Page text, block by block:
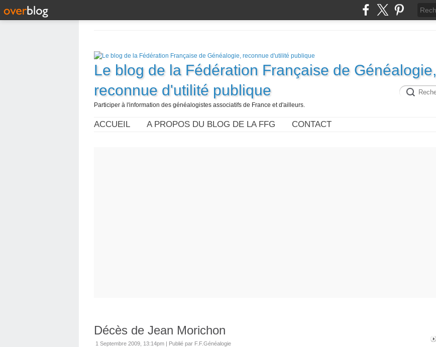
Le blog de la Fédération Française de Généalogie,
reconnue d'utilité publique
Participer à l'information des généalogistes associatifs de France et d'ailleurs.
ACCUEIL A PROPOS DU BLOG DE LA FFG CONTACT
Décès de Jean Morichon
1 Septembre 2009, 13:14pm | Publié par F.F.Généalogie